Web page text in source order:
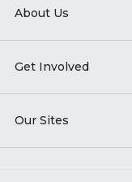
About Us
Get Involved
Our Sites